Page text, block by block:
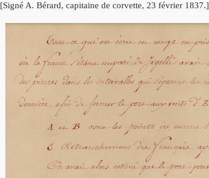
[Signé A. Bérard, capitaine de corvette, 23 février 1837.]